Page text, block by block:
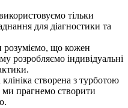
тільки
для діагностики та
розуміємо, що кожен
розробляємо індивідуальні
створена з турботою
ми прагнемо створити